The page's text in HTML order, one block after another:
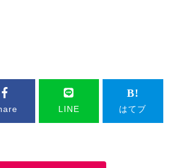
LINE はてブ